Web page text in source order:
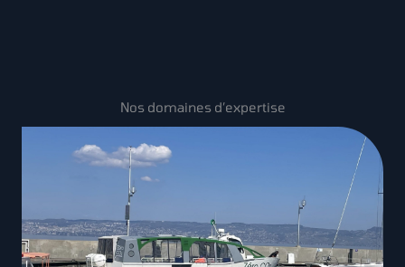
Nos domaines d’expertise